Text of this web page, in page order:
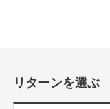
この度、みんなと共に何
『おでこ取れちゃったく
クラウドで有名なファン
ても過言ではありませ
リターンを選ぶ